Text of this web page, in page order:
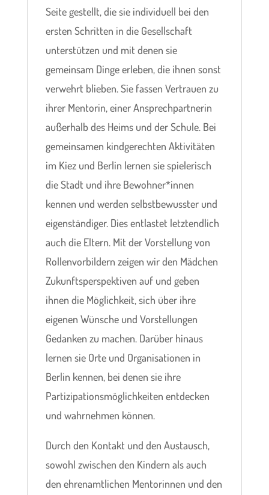
Seite gestellt, die sie individuell bei den
ersten Schritten in die Gesellschaft
unterstützen und mit denen sie
gemeinsam Dinge erleben, die ihnen sonst
verwehrt blieben. Sie fassen Vertrauen zu
ihrer Mentorin, einer Ansprechpartnerin
außerhalb des Heims und der Schule. Bei
gemeinsamen kindgerechten Aktivitäten
im Kiez und Berlin lernen sie spielerisch
die Stadt und ihre Bewohner*innen
kennen und werden selbstbewusster und
eigenständiger. Dies entlastet letztendlich
auch die Eltern. Mit der Vorstellung von
Rollenvorbildern zeigen wir den Mädchen
Zukunftsperspektiven auf und geben
ihnen die Möglichkeit, sich über ihre
eigenen Wünsche und Vorstellungen
Gedanken zu machen. Darüber hinaus
lernen sie Orte und Organisationen in
Berlin kennen, bei denen sie ihre
Partizipationsmöglichkeiten entdecken
und wahrnehmen können.
Durch den Kontakt und den Austausch,
sowohl zwischen den Kindern als auch
den ehrenamtlichen Mentorinnen und den